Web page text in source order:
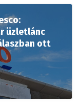
üzletlánc
ott